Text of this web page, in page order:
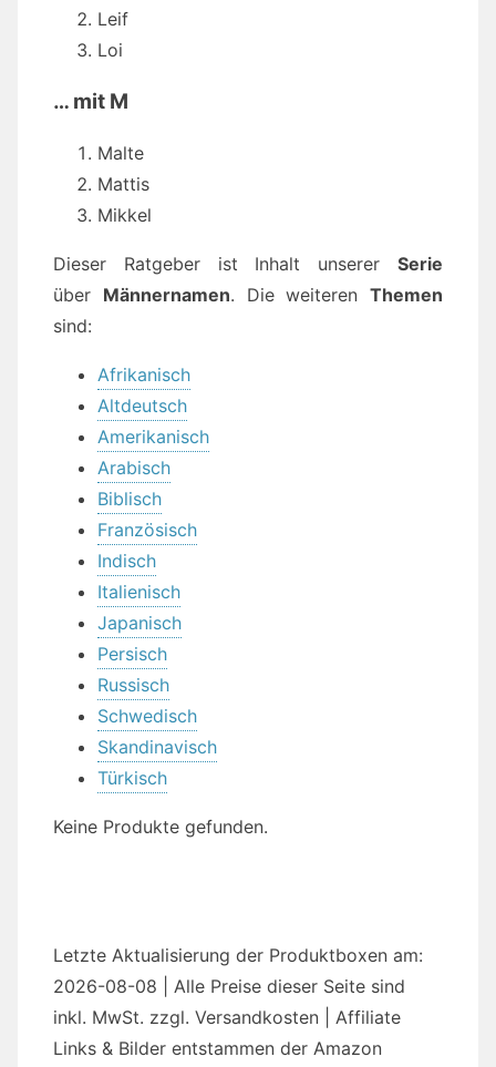
Leif
Loi
… mit M
Malte
Mattis
Mikkel
Dieser Ratgeber ist Inhalt unserer Serie
über Männernamen. Die weiteren Themen
sind:
Afrikanisch
Altdeutsch
Amerikanisch
Arabisch
Biblisch
Französisch
Indisch
Italienisch
Japanisch
Persisch
Russisch
Schwedisch
Skandinavisch
Türkisch
Keine Produkte gefunden.
Letzte Aktualisierung der Produktboxen am:
2026-08-08 | Alle Preise dieser Seite sind
inkl. MwSt. zzgl. Versandkosten | Affiliate
Links & Bilder entstammen der Amazon